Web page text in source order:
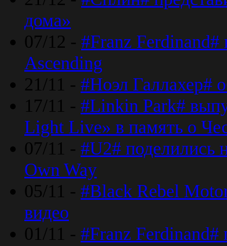
дома»
07/12 - #Franz
Ascending
21/11 - #Ноэл Галлахер#
17/11 - #Linkin Park#
Light Live» в память о
07/11 - #U2#
Own Way
05/11 - #Black Rebel
видео
01/11 - #Franz Ferdinand#